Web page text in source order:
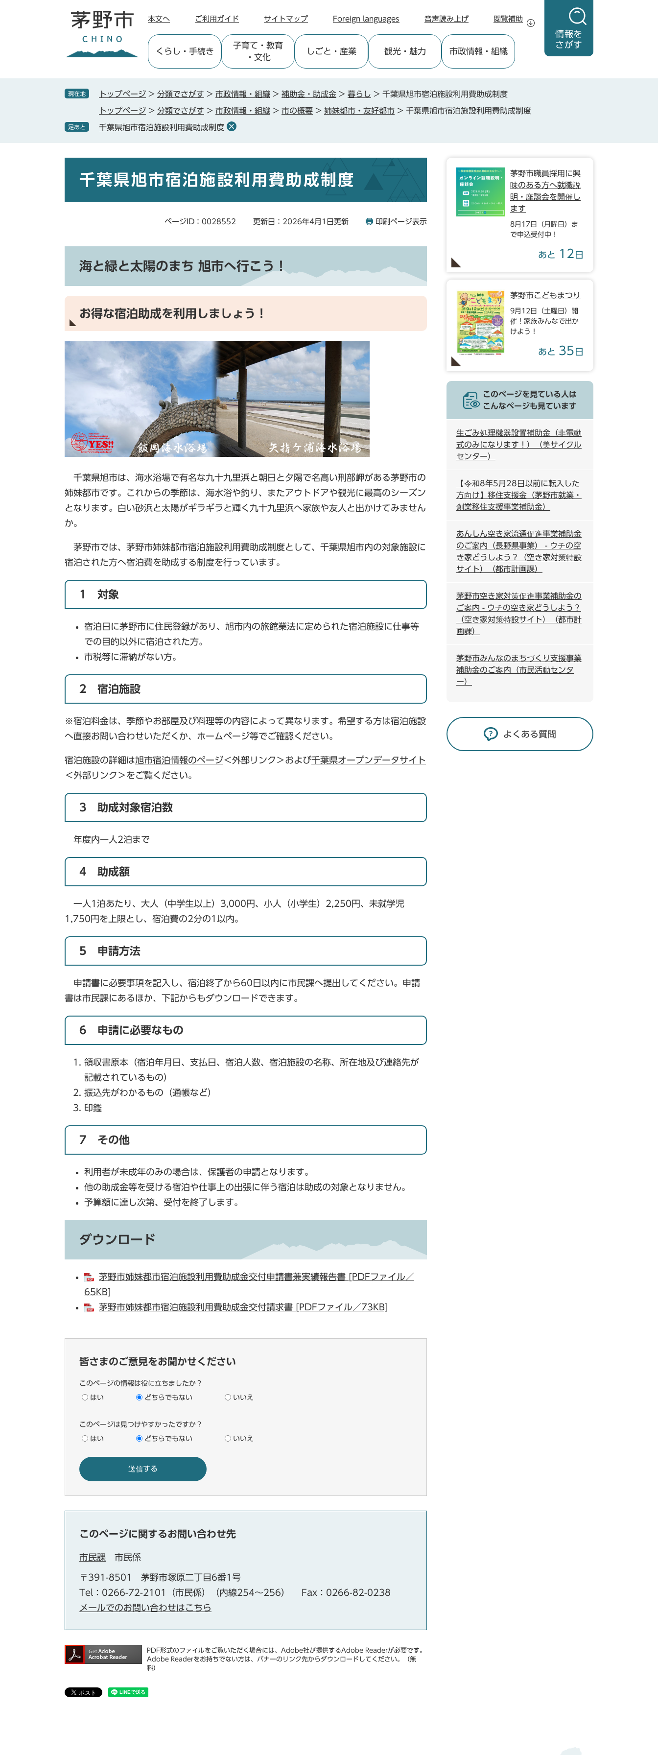
情報を
さがす
本文へ ご利用ガイド サイトマップ Foreign languages 音声読み上げ 閲覧補助
くらし ・手続き
子育て ・教育
・文化
しごと ・産業 観光・魅力 市政情報 ・組織
現在地 トップページ > 分類でさがす > 市政情報・組織 > 補助金・助成金 > 暮らし > 千葉県旭市宿泊施設利用費助成制度
トップページ > 分類でさがす > 市政情報・組織 > 市の概要 > 姉妹都市・友好都市 > 千葉県旭市宿泊施設利用費助成制度
足あと 千葉県旭市宿泊施設利用費助成制度
千葉県旭市宿泊施設利用費助成制度
ページID：0028552 更新日：2026年4月1日更新 印刷ページ表示
海と緑と太陽のまち 旭市へ行こう！
お得な宿泊助成を利用しましょう！
千葉県旭市は、海水浴場で有名な九十九里浜と朝日と夕陽で名高い刑部岬がある茅野市の
姉妹都市です。これからの季節は、海水浴や釣り、またアウトドアや観光に最高のシーズン
となります。白い砂浜と太陽がギラギラと輝く九十九里浜へ家族や友人と出かけてみません
か。
茅野市では、茅野市姉妹都市宿泊施設利用費助成制度として、千葉県旭市内の対象施設に
宿泊された方へ宿泊費を助成する制度を行っています。
1 対象
宿泊日に茅野市に住民登録があり、旭市内の旅館業法に定められた宿泊施設に仕事等
での目的以外に宿泊された方。
市税等に滞納がない方。
2 宿泊施設
※宿泊料金は、季節やお部屋及び料理等の内容によって異なります。希望する方は宿泊施設
へ直接お問い合わせいただくか、ホームページ等でご確認ください。
宿泊施設の詳細は旭市宿泊情報のページ＜外部リンク＞および千葉県オープンデータサイト
＜外部リンク＞をご覧ください。
3 助成対象宿泊数
年度内一人2泊まで
4 助成額
一人1泊あたり、大人（中学生以上）3,000円、小人（小学生）2,250円、未就学児
1,750円を上限とし、宿泊費の2分の1以内。
5 申請方法
申請書に必要事項を記入し、宿泊終了から60日以内に市民課へ提出してください。申請
書は市民課にあるほか、下記からもダウンロードできます。
6 申請に必要なもの
領収書原本（宿泊年月日、支払日、宿泊人数、宿泊施設の名称、所在地及び連絡先が
記載されているもの）
振込先がわかるもの（通帳など）
印鑑
7 その他
利用者が未成年のみの場合は、保護者の申請となります。
他の助成金等を受ける宿泊や仕事上の出張に伴う宿泊は助成の対象となりません。
予算額に達し次第、受付を終了します。
ダウンロード
茅野市姉妹都市宿泊施設利用費助成金交付申請書兼実績報告書 [PDFファイル／
65KB]
茅野市姉妹都市宿泊施設利用費助成金交付請求書 [PDFファイル／73KB]
皆さまのご意見をお聞かせください
このページの情報は役に立ちましたか？
はい どちらでもない いいえ
このページは見つけやすかったですか？
はい どちらでもない いいえ
このページに関するお問い合わせ先
市民課 市民係
〒391-8501
茅野市塚原二丁目6番1号
Tel：0266-72-2101（市民係）（内線254～256）
Fax：0266-82-0238
メールでのお問い合わせはこちら
PDF形式のファイルをご覧いただく場合には、Adobe社が提供するAdobe Readerが必要です。
Adobe Readerをお持ちでない方は、バナーのリンク先からダウンロードしてください。（無
料）
茅野市職員採用に興
味のある方へ就職説
明・座談会を開催し
ます
8月17日（月曜日）ま
で申込受付中！
あと 12 日
茅野市こどもまつり
9月12日（土曜日）開
催！家族みんなで出か
けよう！
あと 35 日
このページを見ている人は
こんなページも見ています
生ごみ処理機器設置補助金（非電動
式のみになります！）（美サイクル
センター）
【令和8年5月28日以前に転入した
方向け】移住支援金（茅野市就業・
創業移住支援事業補助金）
あんしん空き家流通促進事業補助金
のご案内（長野県事業） - ウチの空
き家どうしよう？（空き家対策特設
サイト）（都市計画課）
茅野市空き家対策促進事業補助金の
ご案内 - ウチの空き家どうしよう？
（空き家対策特設サイト）（都市計
画課）
茅野市みんなのまちづくり支援事業
補助金のご案内（市民活動センタ
ー）
よくある質問